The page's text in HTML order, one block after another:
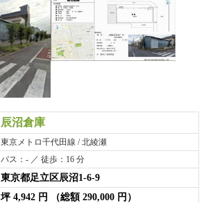
辰沼倉庫
東京メトロ千代田線 / 北綾瀬
バス：- ／ 徒歩：16 分
東京都足立区辰沼1-6-9
坪 4,942 円 （総額 290,000 円）